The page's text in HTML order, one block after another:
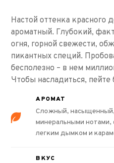
Настой оттенка красного
ароматный. Глубокий,
огня, горной свежести,
пикантных специй.
бесполезно – в нем
Чтобы насладиться, пейте
АРОМАТ
Сложный,
минеральными
легким дымком и
ВКУС